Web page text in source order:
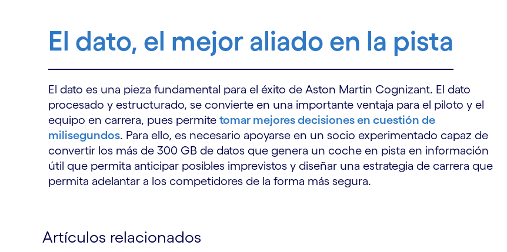
El dato, el mejor aliado en la pista
El dato es una pieza fundamental para el éxito de Aston Martin Cognizant. El dato
procesado y estructurado, se convierte en una importante ventaja para el piloto y el
equipo en carrera, pues permite tomar mejores decisiones en cuestión de
milisegundos. Para ello, es necesario apoyarse en un socio experimentado capaz de
convertir los más de 300 GB de datos que genera un coche en pista en información
útil que permita anticipar posibles imprevistos y diseñar una estrategia de carrera que
permita adelantar a los competidores de la forma más segura.
Artículos relacionados